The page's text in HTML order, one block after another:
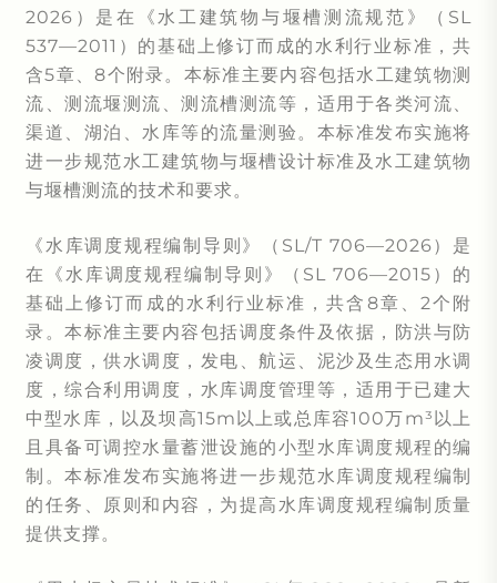
2026）是在《水工建筑物与堰槽测流规范》（SL
537—2011）的基础上修订而成的水利行业标准，共
含5章、8个附录。本标准主要内容包括水工建筑物测
流、测流堰测流、测流槽测流等，适用于各类河流、
渠道、湖泊、水库等的流量测验。本标准发布实施将
进一步规范水工建筑物与堰槽设计标准及水工建筑物
与堰槽测流的技术和要求。
《水库调度规程编制导则》（SL/T 706—2026）是
在《水库调度规程编制导则》（SL 706—2015）的
基础上修订而成的水利行业标准，共含8章、2个附
录。本标准主要内容包括调度条件及依据，防洪与防
凌调度，供水调度，发电、航运、泥沙及生态用水调
度，综合利用调度，水库调度管理等，适用于已建大
中型水库，以及坝高15m以上或总库容100万m³以上
且具备可调控水量蓄泄设施的小型水库调度规程的编
制。本标准发布实施将进一步规范水库调度规程编制
的任务、原则和内容，为提高水库调度规程编制质量
提供支撑。